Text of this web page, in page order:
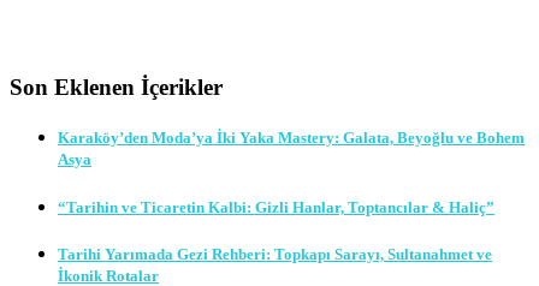
Son Eklenen İçerikler
Karaköy’den Moda’ya İki Yaka Mastery: Galata, Beyoğlu ve Bohem
Asya
“Tarihin ve Ticaretin Kalbi: Gizli Hanlar, Toptancılar & Haliç”
Tarihi Yarımada Gezi Rehberi: Topkapı Sarayı, Sultanahmet ve
İkonik Rotalar